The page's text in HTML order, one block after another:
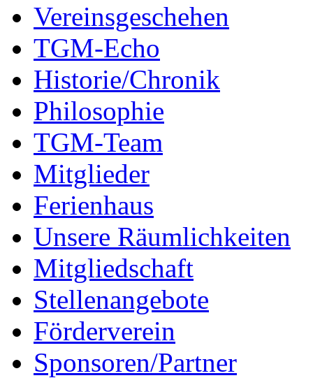
Vereinsgeschehen
TGM-Echo
Historie/Chronik
Philosophie
TGM-Team
Mitglieder
Ferienhaus
Unsere Räumlichkeiten
Mitgliedschaft
Stellenangebote
Förderverein
Sponsoren/Partner